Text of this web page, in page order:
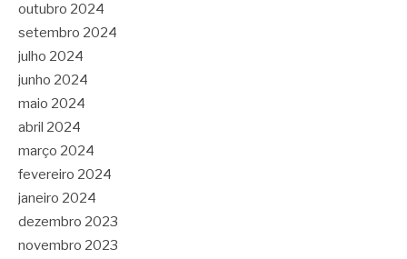
outubro 2024
setembro 2024
julho 2024
junho 2024
maio 2024
abril 2024
março 2024
fevereiro 2024
janeiro 2024
dezembro 2023
novembro 2023